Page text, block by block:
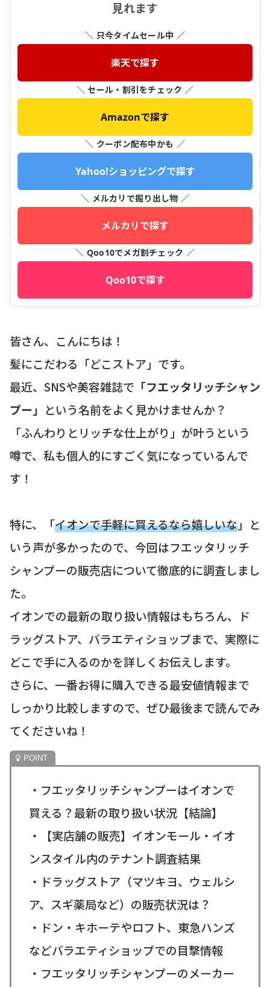
見れます
＼ 只今タイムセール中 ／
楽天で探す
＼ セール・割引をチェック ／
Amazonで探す
＼ クーポン配布中かも ／
Yahoo!ショッピングで探す
＼ メルカリで掘り出し物 ／
メルカリで探す
＼ Qoo10でメガ割チェック ／
Qoo10で探す
皆さん、こんにちは！
髪にこだわる「どこストア」です。
最近、SNSや美容雑誌で 「フエッタリッチシャン
プー」 という名前をよく見かけませんか？
「ふんわりとリッチな仕上がり」が叶うという
噂で、私も個人的にすごく気になっているんで
す！
特に、「イオンで手軽に買えるなら嬉しいな」と
いう声が多かったので、今回はフエッタリッチ
シャンプーの販売店について徹底的に調査しまし
た。
イオンでの最新の取り扱い情報はもちろん、ド
ラッグストア、バラエティショップまで、実際に
どこで手に入るのかを詳しくお伝えします。
さらに、一番お得に購入できる最安値情報まで
しっかり比較しますので、ぜひ最後まで読んでみ
てくださいね！
・フエッタリッチシャンプーはイオンで
買える？最新の取り扱い状況【結論】
・【実店舗の販売】イオンモール・イオ
ンスタイル内のテナント調査結果
・ドラッグストア（マツキヨ、ウェルシ
ア、スギ薬局など）の販売状況は？
・ドン・キホーテやロフト、東急ハンズ
などバラエティショップでの目撃情報
・フエッタリッチシャンプーのメーカー